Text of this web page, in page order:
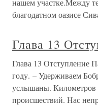
нашем участке.Между
благодатном оазисе
Глава 13
Глава 13 Отступление
году. – Удерживаем
услышаны. Километров
происшествий. Нас